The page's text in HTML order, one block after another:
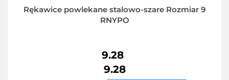
Rękawice powlekane stalowo-szare Rozmiar 9
RNYPO
9.28
9.28